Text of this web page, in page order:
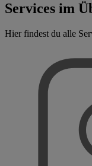
Services im
Hier findest du alle